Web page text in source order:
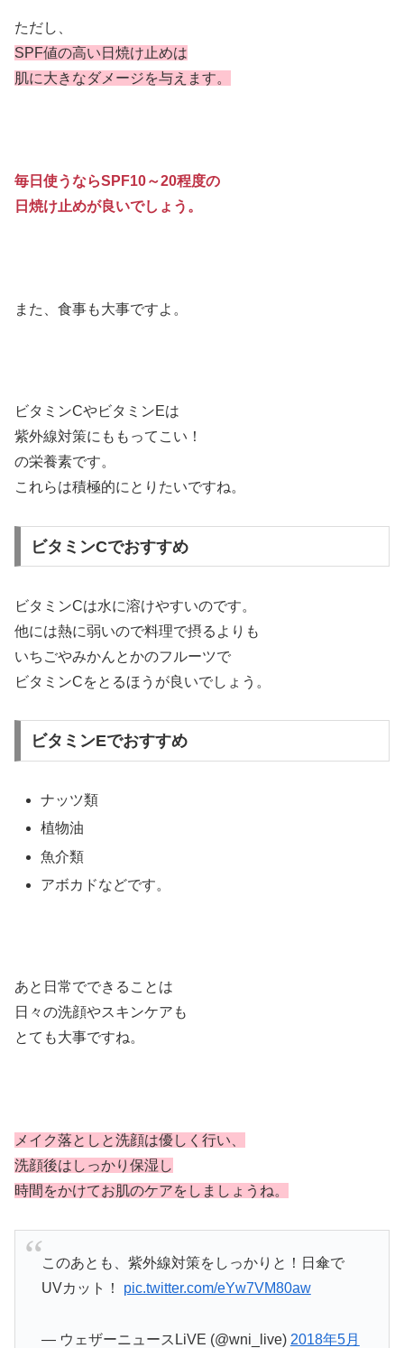
ただし、
SPF値の高い日焼け止めは
肌に大きなダメージを与えます。
毎日使うならSPF10～20程度の
日焼け止めが良いでしょう。
また、食事も大事ですよ。
ビタミンCやビタミンEは
紫外線対策にももってこい！
の栄養素です。
これらは積極的にとりたいですね。
ビタミンCでおすすめ
ビタミンCは水に溶けやすいのです。
他には熱に弱いので料理で摂るよりも
いちごやみかんとかのフルーツで
ビタミンCをとるほうが良いでしょう。
ビタミンEでおすすめ
ナッツ類
植物油
魚介類
アボカドなどです。
あと日常でできることは
日々の洗顔やスキンケアも
とても大事ですね。
メイク落としと洗顔は優しく行い、
洗顔後はしっかり保湿し
時間をかけてお肌のケアをしましょうね。
このあとも、紫外線対策をしっかりと！日傘で
UVカット！ pic.twitter.com/eYw7VM80aw
— ウェザーニュースLiVE (@wni_live) 2018年5月